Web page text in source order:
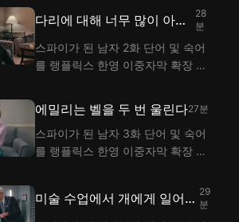
랭플은 이중자막 기능으로 스파이가
된 남자 1화 대사 해석을 제공해요.
다리에 대해 너무 많이 아는
남자
28
분
스파이가 된 남자 2화 단어 및 숙어
를 랭플릭스 한영 이중자막 확장 프
된 남자 2화 대사 해석을 제공해요.
에밀리는 벨을 두 번 울린다27분
스파이가 된 남자 3화 단어 및 숙어
를 랭플릭스 한영 이중자막 확장 프
랭플은 이중자막 기능으로 스파이가
된 남자 3화 대사 해석을 제공해요.
미술 수업에서 개에게 일어난
의문의 사건
29
분